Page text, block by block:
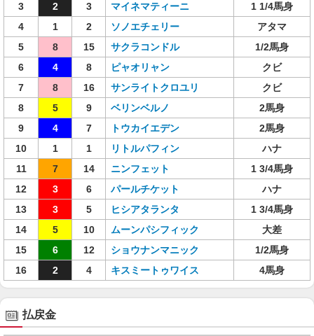
3
2 3 マイネマティーニ
1 1/4馬身
4
1 2 ソノエチェリー
アタマ
5
8 15 サクラコンドル
1/2馬身
6
4 8 ピャオリャン
クビ
7
8 16 サンライトクロユリ
クビ
8
5 9 ベリンベルノ
2馬身
9
4 7 トウカイエデン
2馬身
10
1 1 リトルパフィン
ハナ
11
7 14 ニンフェット
1 3/4馬身
12
3 6 パールチケット
ハナ
13
3 5 ヒシアタランタ
1 3/4馬身
14
5 10 ムーンパシフィック
大差
15
6 12 ショウナンマニック
1/2馬身
16
2 4 キスミートゥワイス 4馬身
払戻金